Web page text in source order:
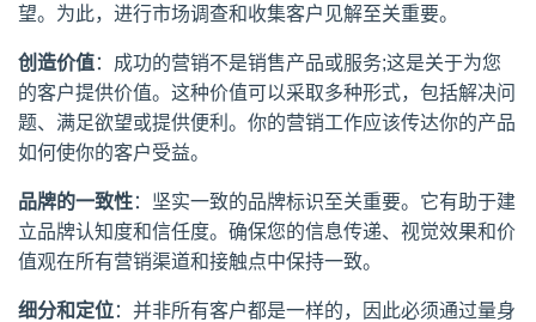
望。为此，进行市场调查和收集客户见解至关重要。
创造价值：成功的营销不是销售产品或服务;这是关于为您
的客户提供价值。这种价值可以采取多种形式，包括解决问
题、满足欲望或提供便利。你的营销工作应该传达你的产品
如何使你的客户受益。
品牌的一致性：坚实一致的品牌标识至关重要。它有助于建
立品牌认知度和信任度。确保您的信息传递、视觉效果和价
值观在所有营销渠道和接触点中保持一致。
细分和定位：并非所有客户都是一样的，因此必须通过量身